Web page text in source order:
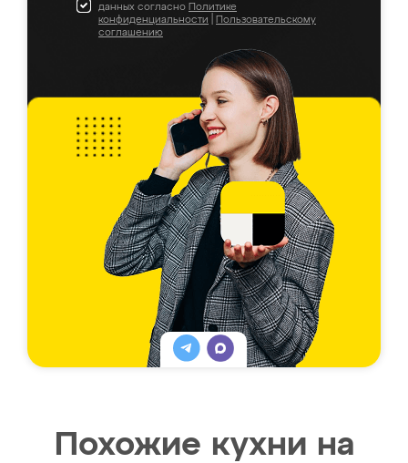
данных согласно Политике
конфиденциальности
Пользовательскому
соглашению
Похожие кухни на